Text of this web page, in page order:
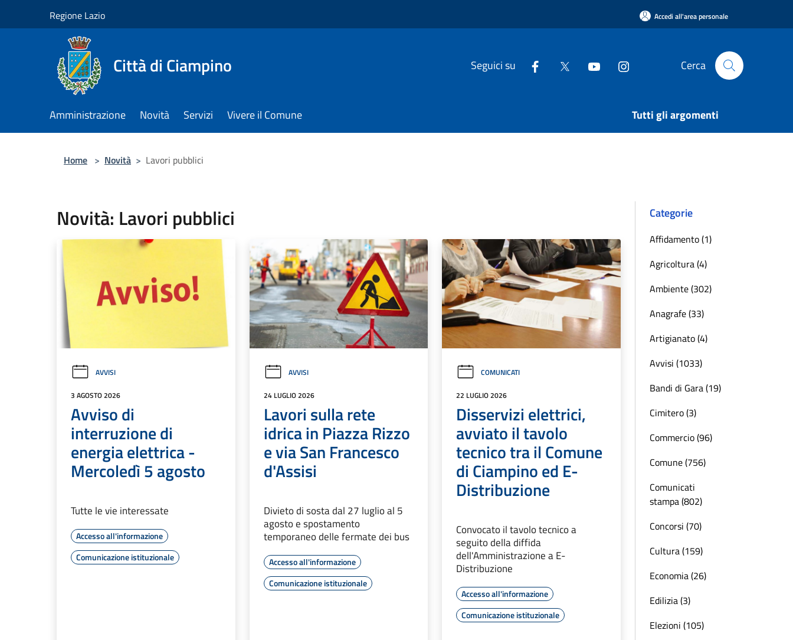
Regione Lazio Accedi all'area personale
Città di Ciampino Seguici su Cerca
Amministrazione Novità Servizi Vivere il Comune Tutti gli argomenti
Home > Novità > Lavori pubblici
Novità: Lavori pubblici
AVVISI
3 AGOSTO 2026
Avviso di
interruzione di
energia elettrica -
Mercoledì 5 agosto
Tutte le vie interessate
Accesso all'informazione
Comunicazione istituzionale
AVVISI
24 LUGLIO 2026
Lavori sulla rete
idrica in Piazza Rizzo
e via San Francesco
d'Assisi
Divieto di sosta dal 27 luglio al 5
agosto e spostamento
temporaneo delle fermate dei bus
Accesso all'informazione
Comunicazione istituzionale
COMUNICATI
22 LUGLIO 2026
Disservizi elettrici,
avviato il tavolo
tecnico tra il Comune
di Ciampino ed E-
Distribuzione
Convocato il tavolo tecnico a
seguito della diffida
dell'Amministrazione a E-
Distribuzione
Accesso all'informazione
Comunicazione istituzionale
Categorie
Affidamento (1)
Agricoltura (4)
Ambiente (302)
Anagrafe (33)
Artigianato (4)
Avvisi (1033)
Bandi di Gara (19)
Cimitero (3)
Commercio (96)
Comune (756)
Comunicati
stampa (802)
Concorsi (70)
Cultura (159)
Economia (26)
Edilizia (3)
Elezioni (105)